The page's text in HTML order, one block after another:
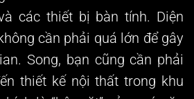
các thiết bị bàn tính. Diện
cần phải quá lớn để gây
Song, bạn cũng cần phải
thiết kế nội thất trong khu